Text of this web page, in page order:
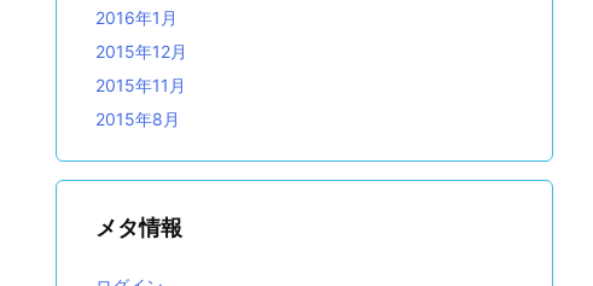
2016年1月
2015年12月
2015年11月
2015年8月
メタ情報